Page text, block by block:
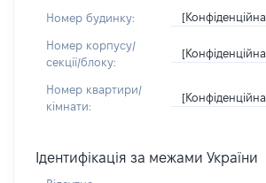
Номер будинку:
Номер корпусу/
секції/блоку:
Номер квартири/
кімнати:
Ідентифікація за межами України